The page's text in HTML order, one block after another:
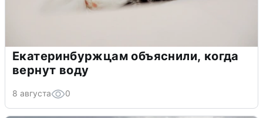
Екатеринбуржцам объяснили, когда
вернут воду
8 августа 0